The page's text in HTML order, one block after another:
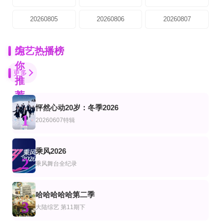
20260805 20260806 20260807
为
你
推
荐
第10期完结
最后通牒不结就分第四季
更新至20260805期
我们的宿舍·归心季
第10集完结
古墓迷踪
第3期
AI了，大医生
更新至20260809(第7期下)
地球超新鲜第二季
孙红雷,李乃文,郭京飞,刘宇宁,龚俊,陈星旭,王玉雯,林一
第1集
山河归人
连载中 连载到6集
密室大逃脱大神版第八季
火树,郭文韬,曹恩齐,刘小怂,李晋晔
第4期
GNZ48十周年《拾忆》纪念片
纯享版之黄子弘
天赐的声音第7季
综艺热播榜
更多
1
怦然心动20岁：冬季2026
20260607特辑
2
乘风2026
乘风舞台全纪录
3
哈哈哈哈哈第二季
大陆综艺 第11期下